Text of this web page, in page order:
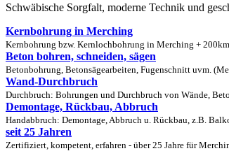
Schwäbische Sorgfalt, moderne Technik und
Kernbohrung in Merching
Kernbohrung bzw. Kernlochbohrung in Merching +
Beton bohren, schneiden, sägen
Betonbohrung, Betonsägearbeiten, Fugenschnitt uvm.
Wand-Durchbruch
Durchbruch: Bohrungen und Durchbruch von Wände,
Demontage, Rückbau, Abbruch
Handabbruch: Demontage, Abbruch u. Rückbau, z.B.
seit 25 Jahren
Zertifiziert, kompetent, erfahren - über 25 Jahre für